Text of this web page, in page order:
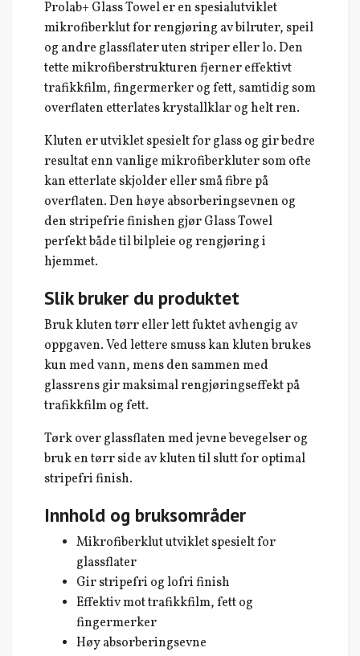
Prolab+Glass Towel er en spesialutviklet
mikrofiberklut for rengjøring av bilruter, speil
og andre glassflater uten striper eller lo. Den
tette mikrofiberstrukturen fjerner effektivt
trafikkfilm, fingermerker og fett, samtidig som
overflaten etterlates krystallklar og helt ren.
Kluten er utviklet spesielt for glass og gir bedre
resultat enn vanlige mikrofiberkluter som ofte
kan etterlate skjolder eller små fibre på
overflaten. Den høye absorberingsevnen og
den stripefrie finishen gjør Glass Towel
perfekt både til bilpleie og rengjøring i
hjemmet.
Slik bruker du produktet
Bruk kluten tørr eller lett fuktet avhengig av
oppgaven. Ved lettere smuss kan kluten brukes
kun med vann, mens den sammen med
glassrens gir maksimal rengjøringseffekt på
trafikkfilm og fett.
Tørk over glassflaten med jevne bevegelser og
bruk en tørr side av kluten til slutt for optimal
stripefri finish.
Innhold og bruksområder
Mikrofiberklut utviklet spesielt for
glassflater
Gir stripefri og lofri finish
Effektiv mot trafikkfilm, fett og
fingermerker
Høy absorberingsevne